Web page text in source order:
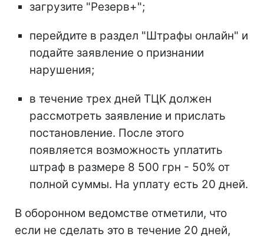
загрузите "Резерв+";
перейдите в раздел "Штрафы онлайн" и
подайте заявление о признании
нарушения;
в течение трех дней ТЦК должен
рассмотреть заявление и прислать
постановление. После этого
появляется возможность уплатить
штраф в размере 8 500 грн - 50% от
полной суммы. На уплату есть 20 дней.
В оборонном ведомстве отметили, что
если не сделать это в течение 20 дней,